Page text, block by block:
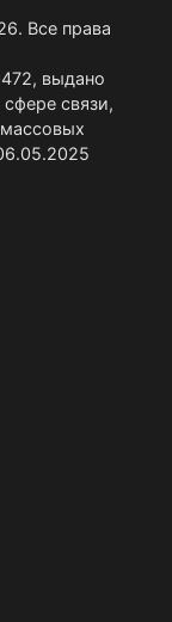
Все права
выдано
связи,